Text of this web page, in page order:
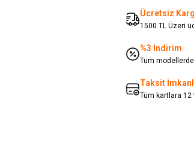
Ücretsiz
1500 TL Üzeri
%3 İndirim
Tüm
Taksit
Tüm kartlara 12